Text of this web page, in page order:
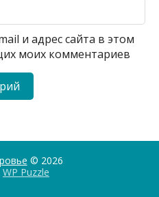
и адрес сайта в этом
моих комментариев
© 2026
WP Puzzle